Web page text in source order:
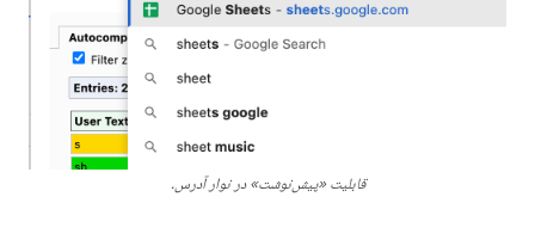
قابلیت «پیش‌نوشت» در نوار آدرس.